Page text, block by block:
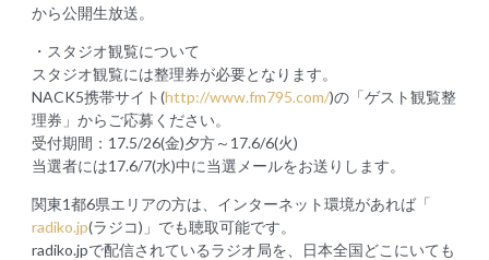
から公開生放送。
・スタジオ観覧について
スタジオ観覧には整理券が必要となります。
NACK5携帯サイト(http://www.fm795.com/)の「ゲスト観覧整
理券」からご応募ください。
受付期間：17.5/26(金)夕方～17.6/6(火)
当選者には17.6/7(水)中に当選メールをお送りします。
関東1都6県エリアの方は、インターネット環境があれば「
radiko.jp(ラジコ)」でも聴取可能です。
radiko.jpで配信されているラジオ局を、日本全国どこにいても